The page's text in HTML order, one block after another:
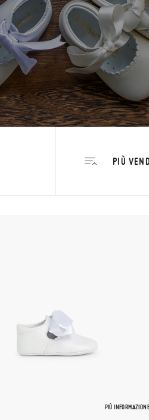
PIÙ INFORMAZIONE